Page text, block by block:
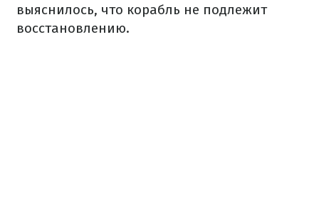
выяснилось, что корабль не подлежит
восстановлению.